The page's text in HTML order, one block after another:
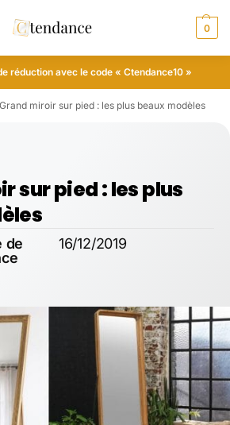
0
réduction avec le code « Ctendance10 »
Grand miroir sur pied : les plus beaux modèles
sur pied : les plus
de
16/12/2019